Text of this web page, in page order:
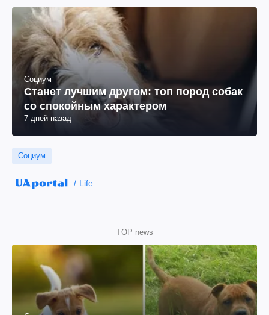
Социум
Станет лучшим другом: топ пород собак
со спокойным характером
7 дней назад
Социум
Life
TOP news